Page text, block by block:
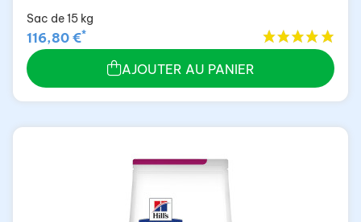
Sac de 15 kg
116,80 €*
AJOUTER AU PANIER